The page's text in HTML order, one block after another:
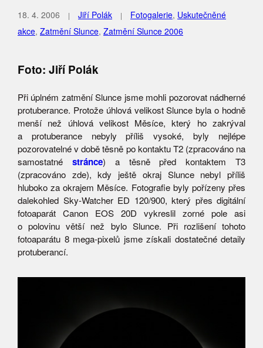
18. 4. 2006 Jiří Polák Fotogalerie, Uskutečněné
akce, Zatmění Slunce, Zatmění Slunce 2006
Foto: Jiří Polák
Při úplném zatmění Slunce jsme mohli pozorovat nádherné
protuberance. Protože úhlová velikost Slunce byla o hodně
menší než úhlová velikost Měsíce, který ho zakrýval
a protuberance nebyly příliš vysoké, byly nejlépe
pozorovatelné v době těsně po kontaktu T2 (zpracováno na
samostatné stránce) a těsně před kontaktem T3
(zpracováno zde), kdy ještě okraj Slunce nebyl příliš
hluboko za okrajem Měsíce. Fotografie byly pořízeny přes
dalekohled Sky-Watcher ED 120/900, který přes digitální
fotoaparát Canon EOS 20D vykreslil zorné pole asi
o polovinu větší než bylo Slunce. Při rozlišení tohoto
fotoaparátu 8 mega-pixelů jsme získali dostatečné detaily
protuberancí.